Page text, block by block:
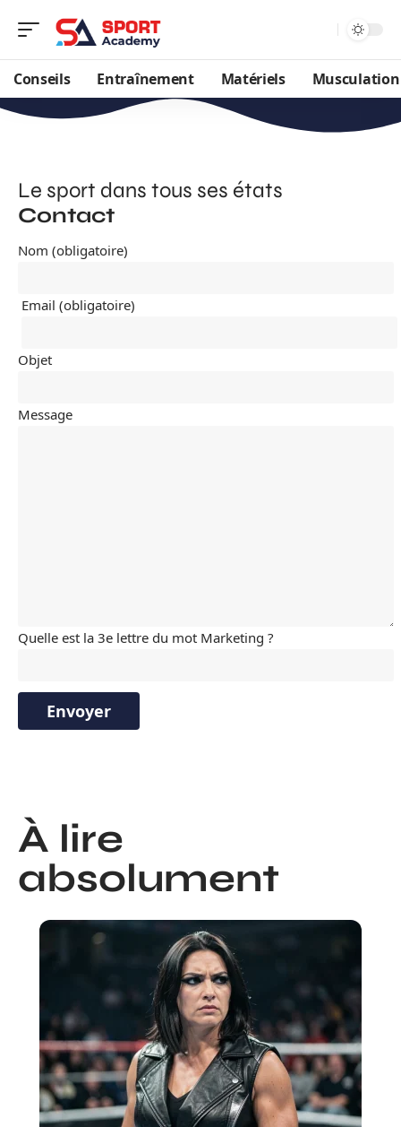
Conseils Entraînement Matériels Musculation
Le sport dans tous ses états
Contact
Nom (obligatoire)
Email (obligatoire)
Objet
Message
Quelle est la 3e lettre du mot Marketing ?
À lire
absolument